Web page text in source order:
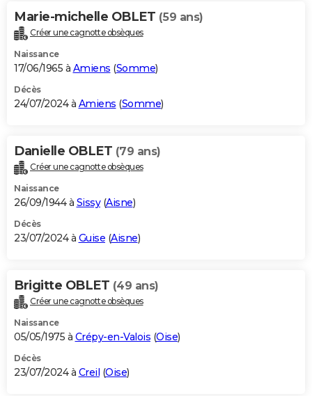
Marie-michelle OBLET (59 ans)
Créer une cagnotte obsèques
Naissance
17/06/1965 à Amiens (Somme)
Décès
24/07/2024 à Amiens (Somme)
Danielle OBLET (79 ans)
Créer une cagnotte obsèques
Naissance
26/09/1944 à Sissy(Aisne)
Décès
23/07/2024 à Guise (Aisne)
Brigitte OBLET (49 ans)
Créer une cagnotte obsèques
Naissance
05/05/1975 à Crépy-en-Valois (Oise)
Décès
23/07/2024 à Creil (Oise)